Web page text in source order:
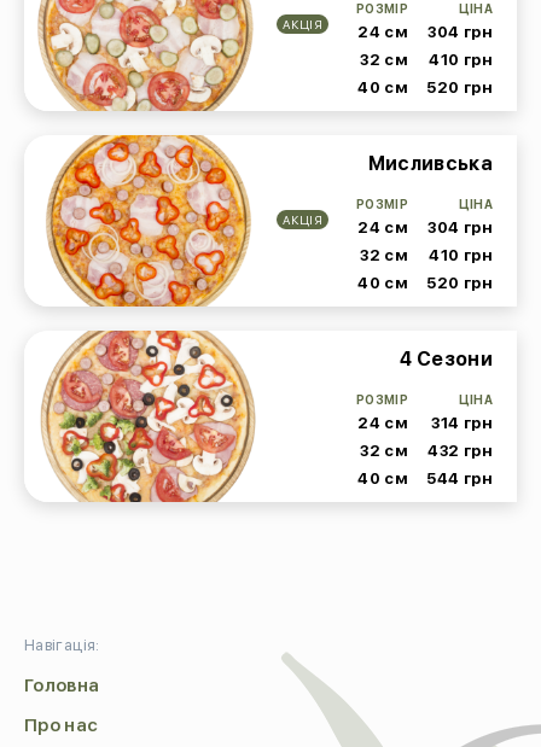
АКЦІЯ
РОЗМІР
24 см
ЦІНА
304 грн
32 см
410 грн
40 см
520 грн
АКЦІЯ
Мисливська
РОЗМІР
24 см
ЦІНА
304 грн
32 см
410 грн
40 см
520 грн
4 Сезони
РОЗМІР
24 см
ЦІНА
314 грн
32 см
432 грн
40 см
544 грн
Навігація:
Головна
Про нас